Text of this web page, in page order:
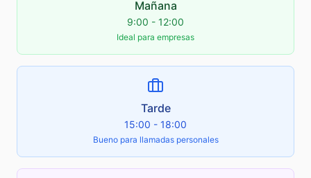
Mañana
9:00 - 12:00
Ideal para empresas
Tarde
15:00 - 18:00
Bueno para llamadas personales